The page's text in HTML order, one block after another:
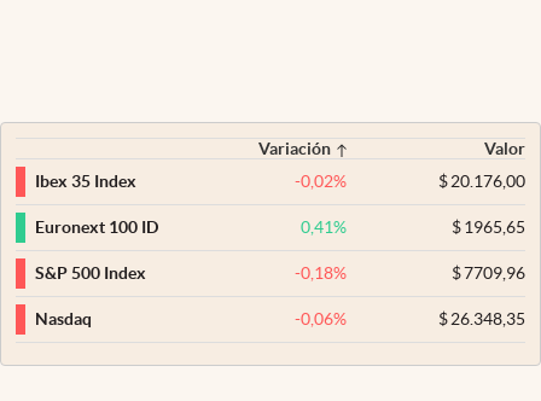
Variación
Valor
Ibex 35 Index
-0,02% $20.176,00
Euronext 100 ID 0,41% $1965,65
S&P 500 Index -0,18% $7709,96
Nasdaq -0,06% $26.348,35